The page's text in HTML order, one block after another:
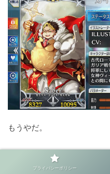
もうやだ。
プライバシーポリシー